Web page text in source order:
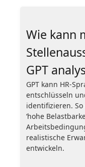
Wie kann
GPT
GPT kann HR-
entschlüsseln
identifizieren.
‘hohe
realistische
entwickeln.